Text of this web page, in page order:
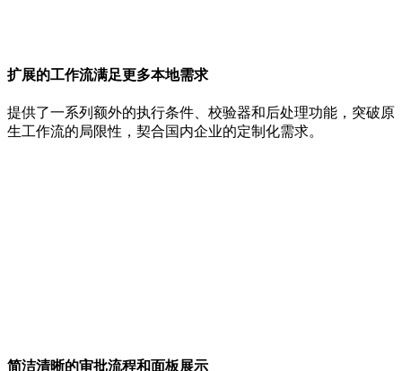
扩展的工作流满足更多本地需求
提供了一系列额外的执行条件、校验器和后处理功能，突破原
生工作流的局限性，契合国内企业的定制化需求。
简洁清晰的审批流程和面板展示